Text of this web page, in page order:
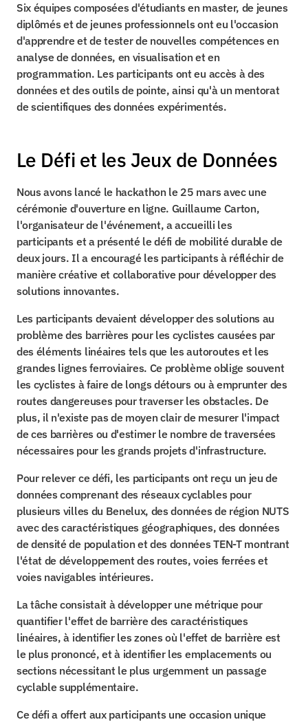
Six équipes composées d'étudiants en master, de jeunes
diplômés et de jeunes professionnels ont eu l'occasion
d'apprendre et de tester de nouvelles compétences en
analyse de données, en visualisation et en
programmation. Les participants ont eu accès à des
données et des outils de pointe, ainsi qu'à un mentorat
de scientifiques des données expérimentés.
Le Défi et les Jeux de Données
Nous avons lancé le hackathon le 25 mars avec une
cérémonie d'ouverture en ligne. Guillaume Carton,
l'organisateur de l'événement, a accueilli les
participants et a présenté le défi de mobilité durable de
deux jours. Il a encouragé les participants à réfléchir de
manière créative et collaborative pour développer des
solutions innovantes.
Les participants devaient développer des solutions au
problème des barrières pour les cyclistes causées par
des éléments linéaires tels que les autoroutes et les
grandes lignes ferroviaires. Ce problème oblige souvent
les cyclistes à faire de longs détours ou à emprunter des
routes dangereuses pour traverser les obstacles. De
plus, il n'existe pas de moyen clair de mesurer l'impact
de ces barrières ou d'estimer le nombre de traversées
nécessaires pour les grands projets d'infrastructure.
Pour relever ce défi, les participants ont reçu un jeu de
données comprenant des réseaux cyclables pour
plusieurs villes du Benelux, des données de région NUTS
avec des caractéristiques géographiques, des données
de densité de population et des données TEN-T montrant
l'état de développement des routes, voies ferrées et
voies navigables intérieures.
La tâche consistait à développer une métrique pour
quantifier l'effet de barrière des caractéristiques
linéaires, à identifier les zones où l'effet de barrière est
le plus prononcé, et à identifier les emplacements ou
sections nécessitant le plus urgemment un passage
cyclable supplémentaire.
Ce défi a offert aux participants une occasion unique